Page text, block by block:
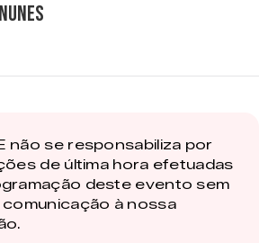
não se responsabiliza por
de última hora efetuadas
deste evento sem
comunicação à nossa